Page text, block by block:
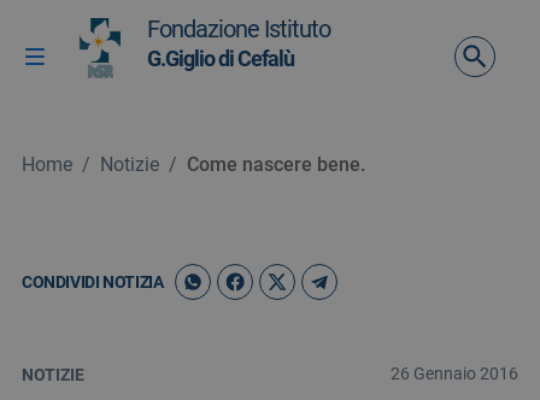
Vai ai contenuti
Vai al menu di navigazione
Vai al footer
Attiva / disattiva la navigazione
Fondazione Istituto
G.Giglio di Cefalù
Home / Notizie / Come nascere bene.
CONDIVIDI NOTIZIA
NOTIZIE 26 Gennaio 2016